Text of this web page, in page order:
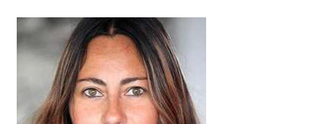
c
s
o
l
a
t
o